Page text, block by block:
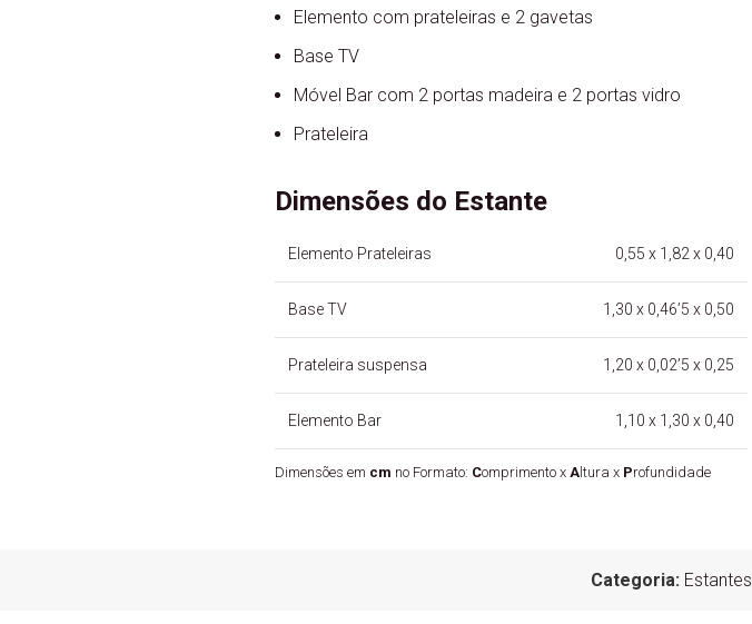
Elemento com prateleiras e 2 gavetas
Base TV
Móvel Bar com 2 portas madeira e 2 portas vidro
Prateleira
Dimensões do Estante
Elemento Prateleiras 0,55 x 1,82 x 0,40
Base TV 1,30 x 0,46’5 x 0,50
Prateleira suspensa 1,20 x 0,02’5 x 0,25
Elemento Bar 1,10 x 1,30 x 0,40
Dimensões em cm no Formato: Comprimento x Altura x Profundidade
Categoria: Estantes